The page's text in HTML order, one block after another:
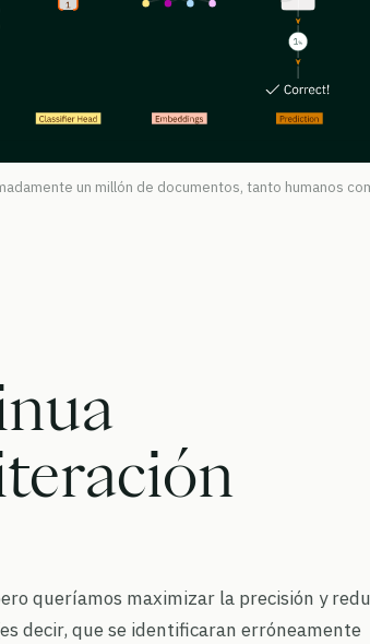
un millón de documentos, tanto humanos
queríamos maximizar la precisión y
decir, que se identificaran erróneamente